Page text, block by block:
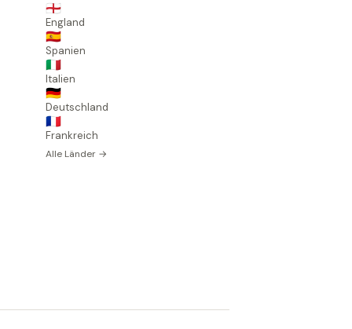
🏴󠁧󠁢󠁥󠁮󠁧󠁿
England
🇪🇸
Spanien
🇮🇹
Italien
🇩🇪
Deutschland
🇫🇷
Frankreich
Alle Länder →